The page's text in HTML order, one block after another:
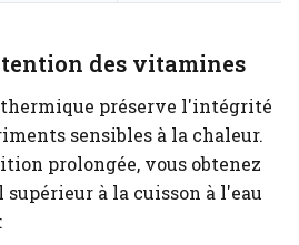
des vitamines
préserve l'intégrité
sensibles à la chaleur.
prolongée, vous obtenez
à la cuisson à l'eau